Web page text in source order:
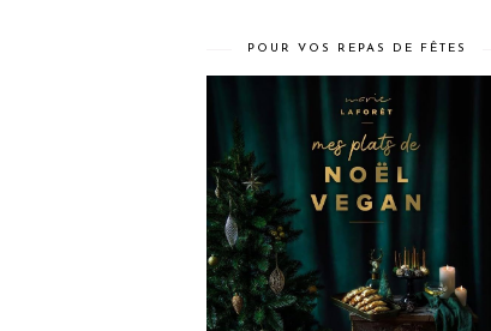
POUR VOS REPAS DE FÊTES